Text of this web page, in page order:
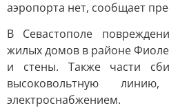
аэропорта нет, сообщает
В Севастополе
жилых домов в районе
и стены. Также части
высоковольтную
электроснабжением.